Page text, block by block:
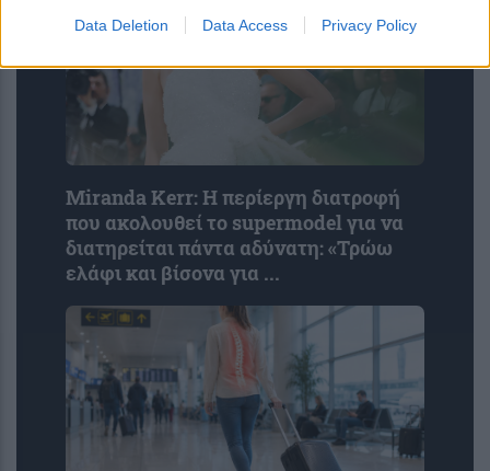
Data Deletion Data Access Privacy Policy
Miranda Kerr: Η περίεργη διατροφή
που ακολουθεί το supermodel για να
διατηρείται πάντα αδύνατη: «Τρώω
ελάφι και βίσονα για ...